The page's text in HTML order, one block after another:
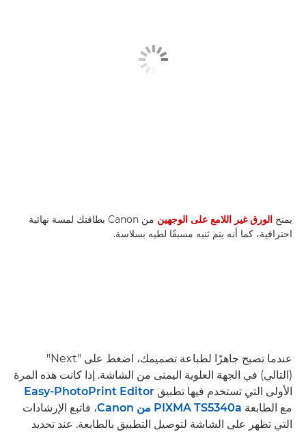
يمنح الورق غير اللامع على الوجهين
من Canon بطاقتك لمسة نهائية
احترافية، كما أنه يتم ثنيه مسبقًا لطيه بسلاسة.
عندما تصبح جاهزًا لطباعة تصميمك، اضغط على "Next"
(التالي) في الجهة العلوية اليمنى من الشاشة. إذا كانت هذه المرة
الأولى التي تستخدم فيها تطبيق Easy-PhotoPrint Editor
مع الطابعة PIXMA TS5340a من Canon
، فاتبع الإرشادات
التي تظهر على الشاشة لتوصيل التطبيق بالطابعة. عند تحديد